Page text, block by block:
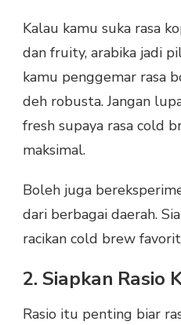
Kalau kamu suka rasa
dan fruity, arabika jadi
kamu penggemar rasa
deh robusta. Jangan
fresh supaya rasa cold
maksimal.
Boleh juga
dari berbagai daerah.
racikan cold brew
2. Siapkan Rasio
Rasio itu penting biar